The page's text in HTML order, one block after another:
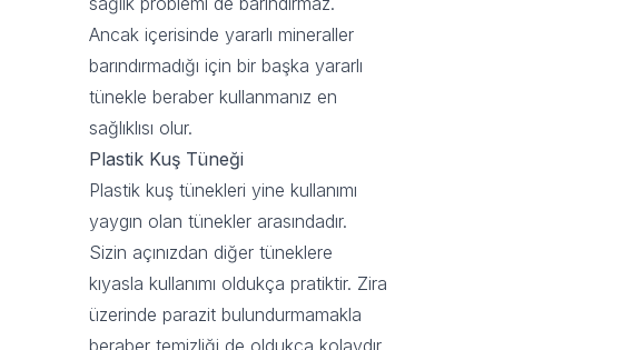
Ancak içerisinde yararlı mineraller
barındırmadığı için bir başka yararlı
tünekle beraber kullanmanız en
sağlıklısı olur.
Plastik Kuş Tüneği
Plastik kuş tünekleri yine kullanımı
yaygın olan tünekler arasındadır.
Sizin açınızdan diğer tüneklere
kıyasla kullanımı oldukça pratiktir. Zira
üzerinde parazit bulundurmamakla
beraber temizliği de oldukça kolaydır.